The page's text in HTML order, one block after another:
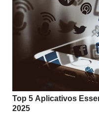
Top 5 Aplicativos
2025